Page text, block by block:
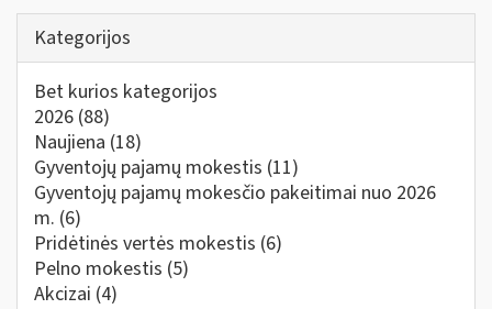
Kategorijos
Bet kurios kategorijos
2026 (88)
Naujiena (18)
Gyventojų pajamų mokestis (11)
Gyventojų pajamų mokesčio pakeitimai nuo 2026
m. (6)
Pridėtinės vertės mokestis (6)
Pelno mokestis (5)
Akcizai (4)